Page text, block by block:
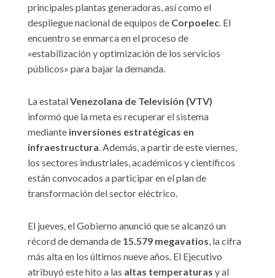
principales plantas generadoras, así como el
despliegue nacional de equipos de Corpoelec . El
encuentro se enmarca en el proceso de
«estabilización y optimización de los servicios
públicos» para bajar la demanda.
La estatalVenezolana de Televisión (VTV)
informó que la meta es recuperar el sistema
mediante inversiones estratégicas en
infraestructura . Además, a partir de este viernes,
los sectores industriales, académicos y científicos
están convocados a participar en el plan de
transformación del sector eléctrico.
El jueves, el Gobierno anunció que se alcanzó un
récord de demanda de 15.579 megavatios , la cifra
más alta en los últimos nueve años. El Ejecutivo
atribuyó este hito a las altas temperaturas y al